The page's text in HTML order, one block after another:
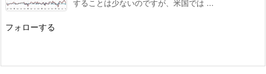
することは少ないのですが、米国では ...
フォローする